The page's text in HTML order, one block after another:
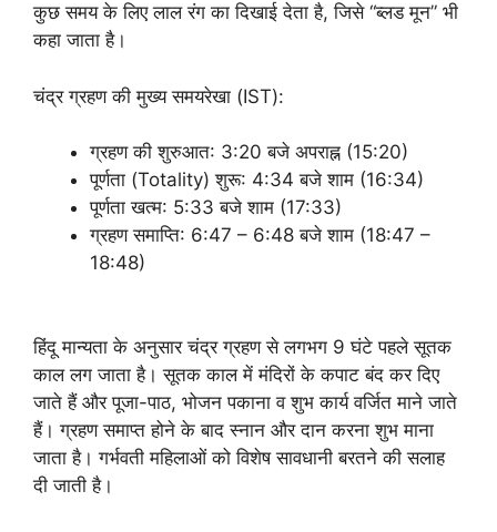
कुछ समय के लिए लाल रंग का दिखाई देता है, जिसे “ब्लड मून” भी
कहा जाता है।
चंद्र ग्रहण की मुख्य समयरेखा (IST):
ग्रहण की शुरुआत: 3:20 बजे अपराह्न (15:20)
पूर्णता (Totality) शुरू: 4:34 बजे शाम (16:34)
पूर्णता खत्म: 5:33 बजे शाम (17:33)
ग्रहण समाप्ति: 6:47 – 6:48 बजे शाम (18:47 –
18:48)
हिंदू मान्यता के अनुसार चंद्र ग्रहण से लगभग 9 घंटे पहले सूतक
काल लग जाता है। सूतक काल में मंदिरों के कपाट बंद कर दिए
जाते हैं और पूजा-पाठ, भोजन पकाना व शुभ कार्य वर्जित माने जाते
हैं। ग्रहण समाप्त होने के बाद स्नान और दान करना शुभ माना
जाता है। गर्भवती महिलाओं को विशेष सावधानी बरतने की सलाह
दी जाती है।